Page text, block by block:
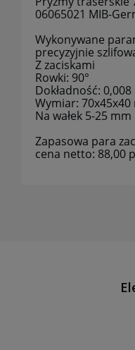
06065021 MIB-
Wykonywane
precyzyjnie
Z zaciskami
Rowki: 90°
Dokładność:
Wymiar: 70x45x40
Na wałek 5-25 mm
Zapasowa para
cena netto: 88,00